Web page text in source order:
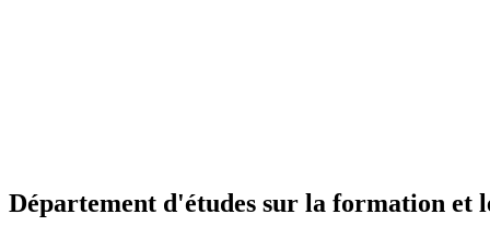
Département d'études sur la formation et